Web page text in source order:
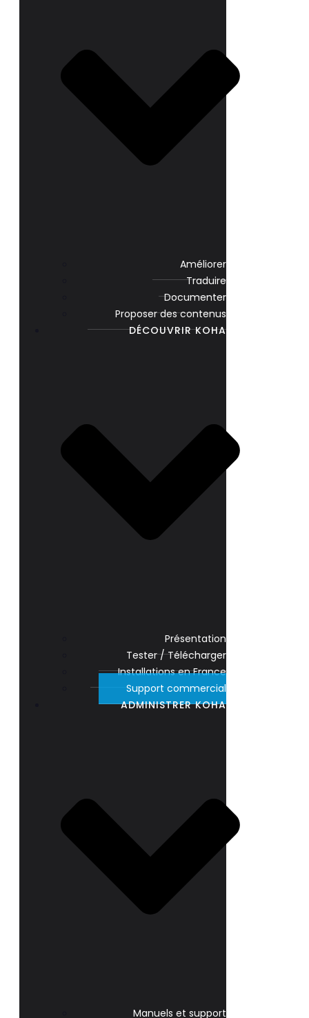
Améliorer
Traduire
Documenter
Proposer des contenus
DÉCOUVRIR KOHA
Présentation
Tester / Télécharger
Installations en France
Support commercial
ADMINISTRER KOHA
Manuels et support